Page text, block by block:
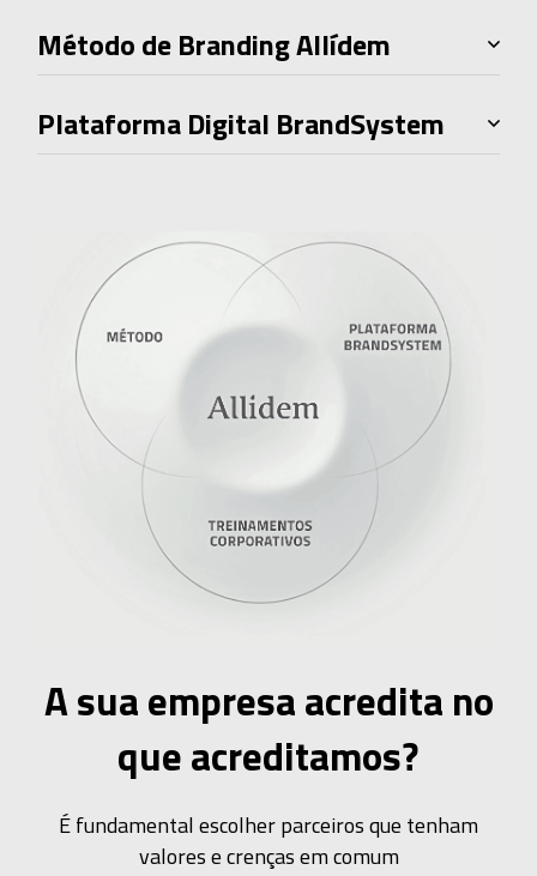
Método de Branding Allídem
Plataforma Digital BrandSystem
A sua empresa acredita no
que acreditamos?
É fundamental escolher parceiros que tenham
valores e crenças em comum